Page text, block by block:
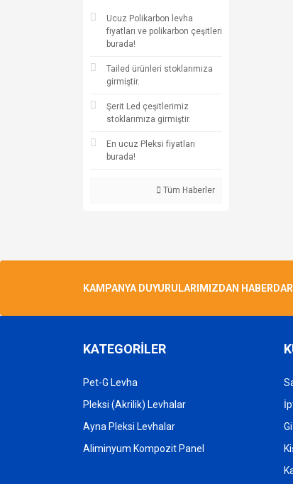
Ucuz Polikarbon levha
fiyatları ve polikarbon çeşitleri
burada!
Tailed ürünleri stoklarımıza
girmiştir.
Şerit Led çeşitlerimiz
stoklarımıza girmiştir.
En ucuz Pleksi fiyatları
burada!
Tüm Haberler
KAMPANYA DUYURULARIMIZDAN
KATEGORİLER
Pet-G Levha
Pleksi (Akrilik) Levhalar
Ayna Pleksi Levhalar
Aliminyum Kompozit Panel